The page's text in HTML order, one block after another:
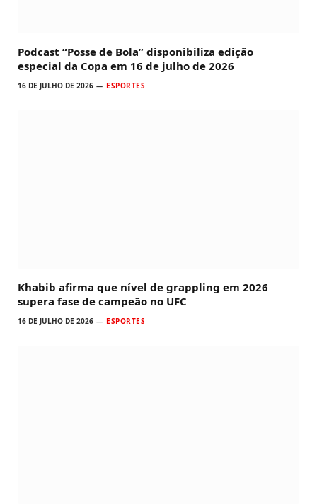
Podcast “Posse de Bola” disponibiliza edição
especial da Copa em 16 de julho de 2026
16 DE JULHO DE 2026 ESPORTES
Khabib afirma que nível de grappling em 2026
supera fase de campeão no UFC
16 DE JULHO DE 2026 ESPORTES